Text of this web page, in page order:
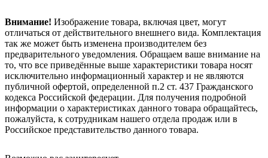
Внимание! Изображение товара, включая цвет, могут
отличаться от действительного внешнего вида. Комплектация
так же может быть изменена производителем без
предварительного уведомления. Обращаем ваше внимание на
то, что все приведённые выше характеристики товара носят
исключительно информационный характер и не являются
публичной офертой, определенной п.2 ст. 437 Гражданского
кодекса Российской федерации. Для получения подробной
информации о характеристиках данного товара обращайтесь,
пожалуйста, к сотрудникам нашего отдела продаж или в
Российское представительство данного товара.